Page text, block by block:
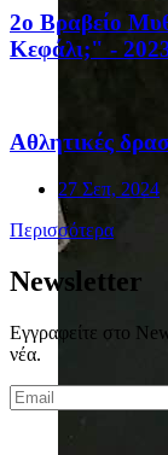
2ο Βραβείο
Κεφάλι;" -
Αθλητικές
27 Σεπ, 2024
Περισσότερα
Newsletter
Εγγραφείτε στο
νέα.